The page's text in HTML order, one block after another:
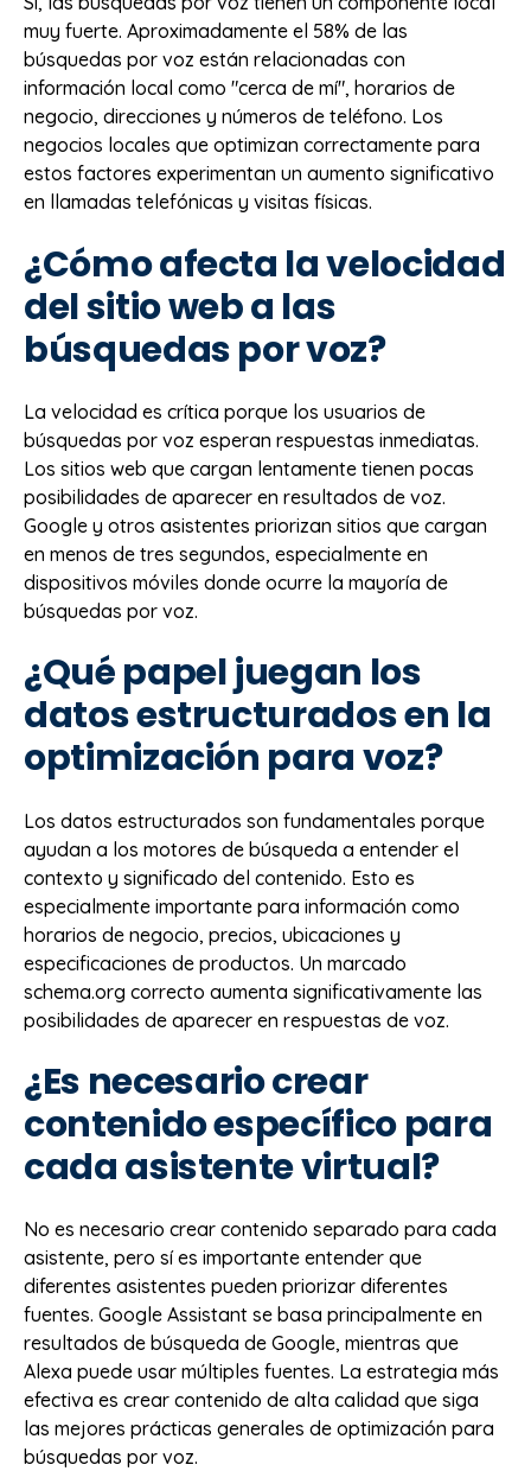
muy fuerte. Aproximadamente el 58% de las
búsquedas por voz están relacionadas con
información local como "cerca de mí", horarios de
negocio, direcciones y números de teléfono. Los
negocios locales que optimizan correctamente para
estos factores experimentan un aumento significativo
en llamadas telefónicas y visitas físicas.
¿Cómo afecta la velocidad
del sitio web a las
búsquedas por voz?
La velocidad es crítica porque los usuarios de
búsquedas por voz esperan respuestas inmediatas.
Los sitios web que cargan lentamente tienen pocas
posibilidades de aparecer en resultados de voz.
Google y otros asistentes priorizan sitios que cargan
en menos de tres segundos, especialmente en
dispositivos móviles donde ocurre la mayoría de
búsquedas por voz.
¿Qué papel juegan los
datos estructurados en la
optimización para voz?
Los datos estructurados son fundamentales porque
ayudan a los motores de búsqueda a entender el
contexto y significado del contenido. Esto es
especialmente importante para información como
horarios de negocio, precios, ubicaciones y
especificaciones de productos. Un marcado
schema.org correcto aumenta significativamente las
posibilidades de aparecer en respuestas de voz.
¿Es necesario crear
contenido específico para
cada asistente virtual?
No es necesario crear contenido separado para cada
asistente, pero sí es importante entender que
diferentes asistentes pueden priorizar diferentes
fuentes. Google Assistant se basa principalmente en
resultados de búsqueda de Google, mientras que
Alexa puede usar múltiples fuentes. La estrategia más
efectiva es crear contenido de alta calidad que siga
las mejores prácticas generales de optimización para
búsquedas por voz.